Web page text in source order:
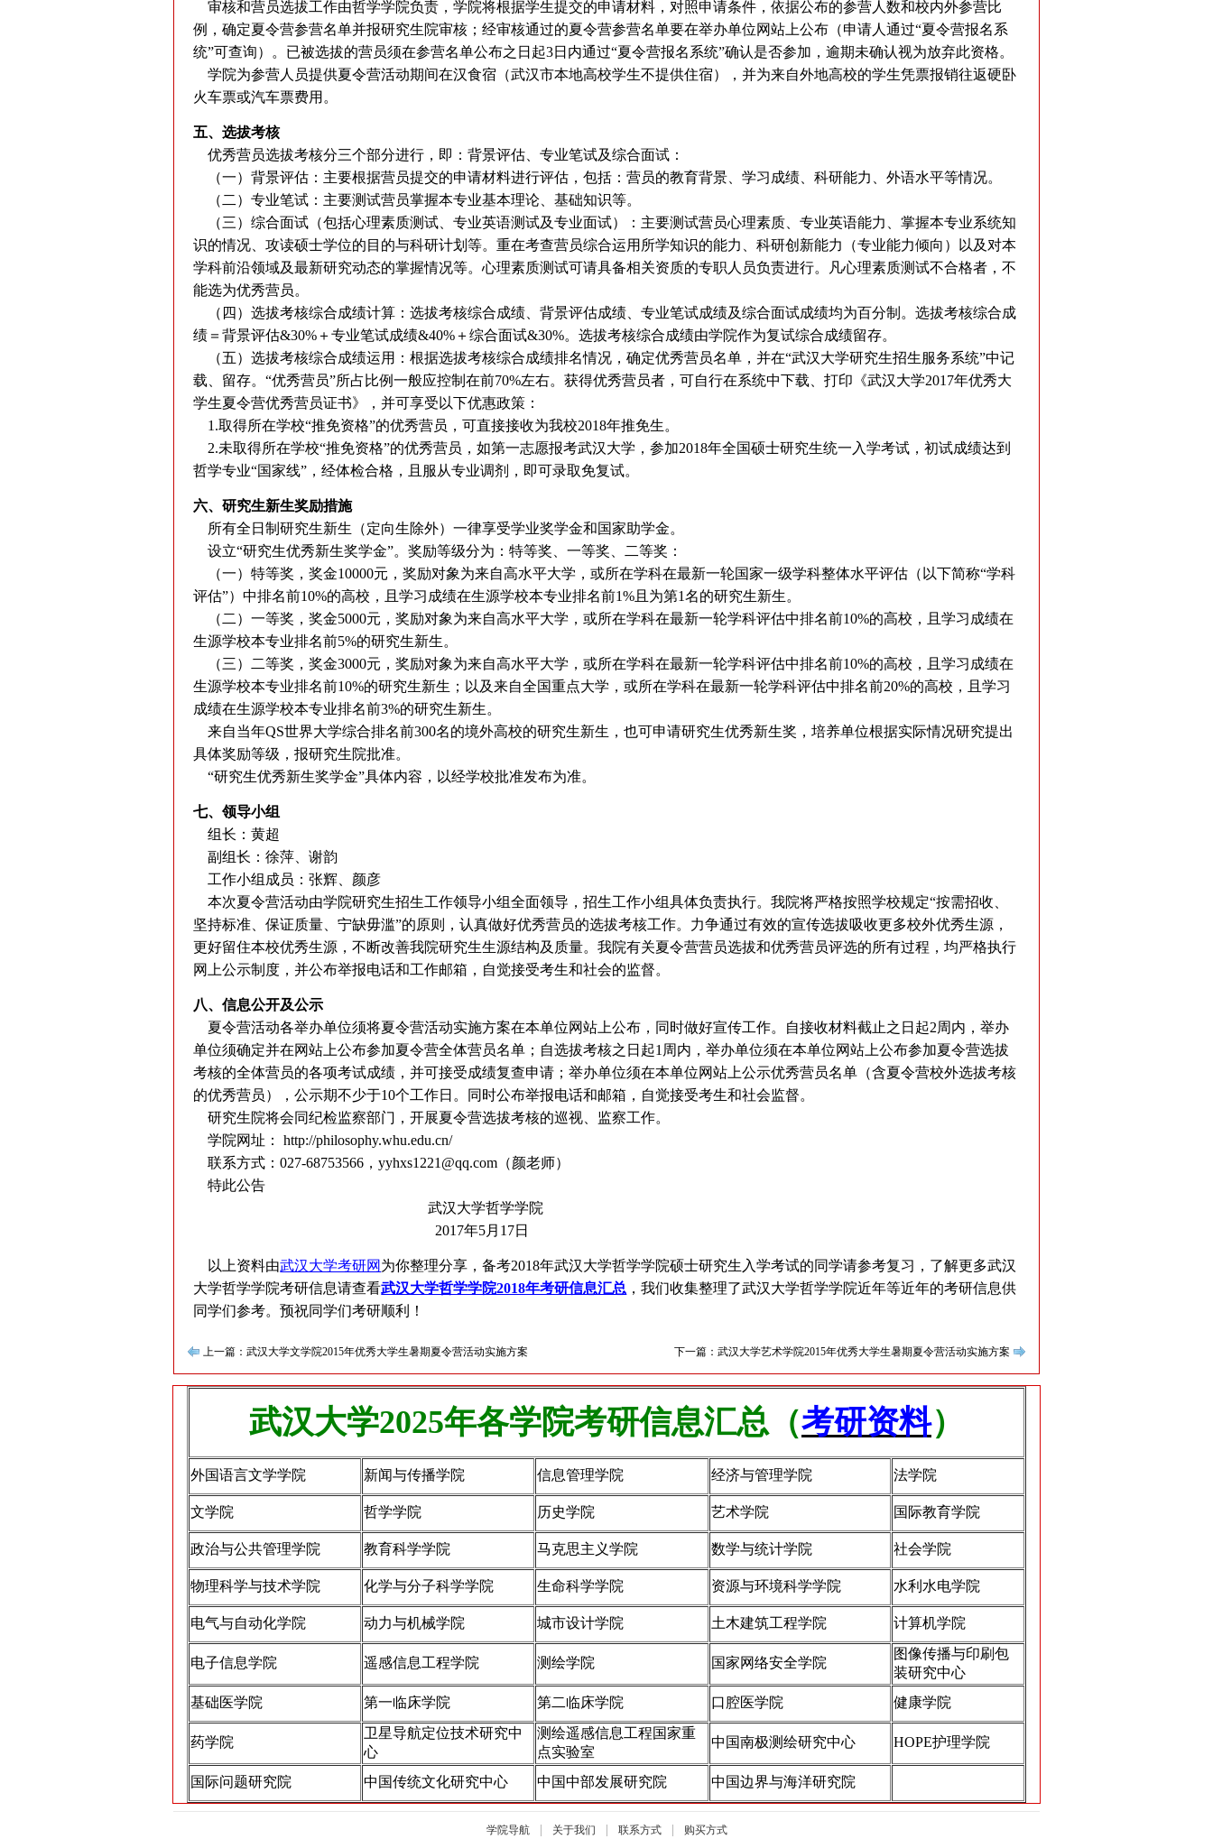
审核和营员选拔工作由哲学学院负责，学院将根据学生提交的申请材料，对照申请条件，依据公布的参营人数和校内外参营比
例，确定夏令营参营名单并报研究生院审核；经审核通过的夏令营参营名单要在举办单位网站上公布（申请人通过“夏令营报名系
统”可查询）。已被选拔的营员须在参营名单公布之日起3日内通过“夏令营报名系统”确认是否参加，逾期未确认视为放弃此资格。
学院为参营人员提供夏令营活动期间在汉食宿（武汉市本地高校学生不提供住宿），并为来自外地高校的学生凭票报销往返硬卧
火车票或汽车票费用。
五、选拔考核
优秀营员选拔考核分三个部分进行，即：背景评估、专业笔试及综合面试：
（一）背景评估：主要根据营员提交的申请材料进行评估，包括：营员的教育背景、学习成绩、科研能力、外语水平等情况。
（二）专业笔试：主要测试营员掌握本专业基本理论、基础知识等。
（三）综合面试（包括心理素质测试、专业英语测试及专业面试）：主要测试营员心理素质、专业英语能力、掌握本专业系统知
识的情况、攻读硕士学位的目的与科研计划等。重在考查营员综合运用所学知识的能力、科研创新能力（专业能力倾向）以及对本
学科前沿领域及最新研究动态的掌握情况等。心理素质测试可请具备相关资质的专职人员负责进行。凡心理素质测试不合格者，不
能选为优秀营员。
（四）选拔考核综合成绩计算：选拔考核综合成绩、背景评估成绩、专业笔试成绩及综合面试成绩均为百分制。选拔考核综合成
绩＝背景评估&30%＋专业笔试成绩&40%＋综合面试&30%。选拔考核综合成绩由学院作为复试综合成绩留存。
（五）选拔考核综合成绩运用：根据选拔考核综合成绩排名情况，确定优秀营员名单，并在“武汉大学研究生招生服务系统”中记
载、留存。“优秀营员”所占比例一般应控制在前70%左右。获得优秀营员者，可自行在系统中下载、打印《武汉大学2017年优秀大
学生夏令营优秀营员证书》，并可享受以下优惠政策：
1.取得所在学校“推免资格”的优秀营员，可直接接收为我校2018年推免生。
2.未取得所在学校“推免资格”的优秀营员，如第一志愿报考武汉大学，参加2018年全国硕士研究生统一入学考试，初试成绩达到
哲学专业“国家线”，经体检合格，且服从专业调剂，即可录取免复试。
六、研究生新生奖励措施
所有全日制研究生新生（定向生除外）一律享受学业奖学金和国家助学金。
设立“研究生优秀新生奖学金”。奖励等级分为：特等奖、一等奖、二等奖：
（一）特等奖，奖金10000元，奖励对象为来自高水平大学，或所在学科在最新一轮国家一级学科整体水平评估（以下简称“学科
评估”）中排名前10%的高校，且学习成绩在生源学校本专业排名前1%且为第1名的研究生新生。
（二）一等奖，奖金5000元，奖励对象为来自高水平大学，或所在学科在最新一轮学科评估中排名前10%的高校，且学习成绩在
生源学校本专业排名前5%的研究生新生。
（三）二等奖，奖金3000元，奖励对象为来自高水平大学，或所在学科在最新一轮学科评估中排名前10%的高校，且学习成绩在
生源学校本专业排名前10%的研究生新生；以及来自全国重点大学，或所在学科在最新一轮学科评估中排名前20%的高校，且学习
成绩在生源学校本专业排名前3%的研究生新生。
来自当年QS世界大学综合排名前300名的境外高校的研究生新生，也可申请研究生优秀新生奖，培养单位根据实际情况研究提出
具体奖励等级，报研究生院批准。
“研究生优秀新生奖学金”具体内容，以经学校批准发布为准。
七、领导小组
组长：黄超
副组长：徐萍、谢韵
工作小组成员：张辉、颜彦
本次夏令营活动由学院研究生招生工作领导小组全面领导，招生工作小组具体负责执行。我院将严格按照学校规定“按需招收、
坚持标准、保证质量、宁缺毋滥”的原则，认真做好优秀营员的选拔考核工作。力争通过有效的宣传选拔吸收更多校外优秀生源，
更好留住本校优秀生源，不断改善我院研究生生源结构及质量。我院有关夏令营营员选拔和优秀营员评选的所有过程，均严格执行
网上公示制度，并公布举报电话和工作邮箱，自觉接受考生和社会的监督。
八、信息公开及公示
夏令营活动各举办单位须将夏令营活动实施方案在本单位网站上公布，同时做好宣传工作。自接收材料截止之日起2周内，举办
单位须确定并在网站上公布参加夏令营全体营员名单；自选拔考核之日起1周内，举办单位须在本单位网站上公布参加夏令营选拔
考核的全体营员的各项考试成绩，并可接受成绩复查申请；举办单位须在本单位网站上公示优秀营员名单（含夏令营校外选拔考核
的优秀营员），公示期不少于10个工作日。同时公布举报电话和邮箱，自觉接受考生和社会监督。
研究生院将会同纪检监察部门，开展夏令营选拔考核的巡视、监察工作。
学院网址：http://philosophy.whu.edu.cn/
联系方式：027-68753566，yyhxs1221@qq.com （颜老师）
特此公告
武汉大学哲学学院
2017年5月17日
以上资料由武汉大学考研网 为你整理分享，备考2018年武汉大学哲学学院硕士研究生入学考试的同学请参考复习，了解更多武汉
大学哲学学院考研信息请查看武汉大学哲学学院2018年考研信息汇总 ，我们收集整理了武汉大学哲学学院近年等近年的考研信息供
同学们参考。预祝同学们考研顺利！
上一篇：武汉大学文学院2015年优秀大学生暑期夏令营活动实施方案 下一篇：武汉大学艺术学院2015年优秀大学生暑期夏令营活动实施方案
武汉大学2025年各学院考研信息汇总（考研资料）
外国语言文学学院 新闻与传播学院 信息管理学院 经济与管理学院 法学院
文学院 哲学学院 历史学院 艺术学院 国际教育学院
政治与公共管理学院 教育科学学院 马克思主义学院 数学与统计学院 社会学院
物理科学与技术学院 化学与分子科学学院 生命科学学院 资源与环境科学学院 水利水电学院
电气与自动化学院 动力与机械学院 城市设计学院 土木建筑工程学院 计算机学院
电子信息学院 遥感信息工程学院 测绘学院 国家网络安全学院
图像传播与印刷包
装研究中心
基础医学院
第一临床学院 第二临床学院 口腔医学院 健康学院
药学院
卫星导航定位技术研究中
心
测绘遥感信息工程国家重
点实验室
中国南极测绘研究中心 HOPE护理学院
国际问题研究院 中国传统文化研究中心 中国中部发展研究院 中国边界与海洋研究院
学院导航| 关于我们 联系方式| 购买方式